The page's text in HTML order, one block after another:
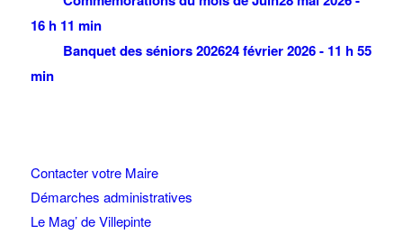
16 h 11 min
Banquet des séniors 202624 février 2026 - 11 h 55
min
Contacter votre Maire
Démarches administratives
Le Mag’ de Villepinte